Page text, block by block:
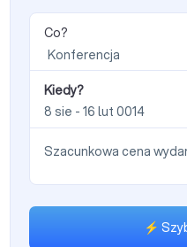
Co?
Kiedy?
Szacunkowa cena
⚡